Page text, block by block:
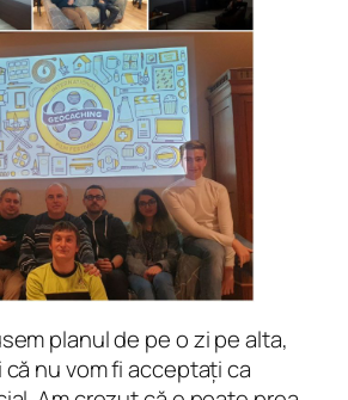
planul de pe o zi pe alta,
nu vom fi acceptați ca